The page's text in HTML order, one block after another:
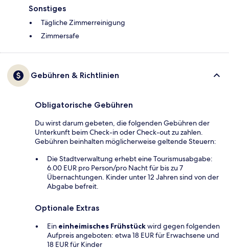
Sonstiges
Tägliche Zimmerreinigung
Zimmersafe
Gebühren & Richtlinien
Obligatorische Gebühren
Du wirst darum gebeten, die folgenden Gebühren der
Unterkunft beim Check-in oder Check-out zu zahlen.
Gebühren beinhalten möglicherweise geltende Steuern:
Die Stadtverwaltung erhebt eine Tourismusabgabe:
6.00 EUR pro Person/pro Nacht für bis zu 7
Übernachtungen. Kinder unter 12 Jahren sind von der
Abgabe befreit.
Optionale Extras
Ein einheimisches Frühstückwird gegen folgenden
Aufpreis angeboten: etwa 18 EUR für Erwachsene und
18 EUR für Kinder